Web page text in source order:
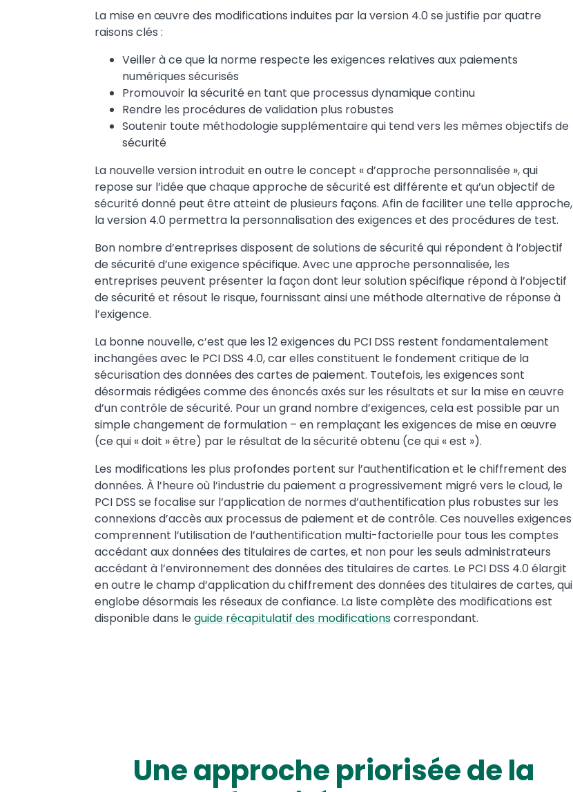
La mise en œuvre des modifications induites par la version 4.0 se justifie par quatre
raisons clés :
Veiller à ce que la norme respecte les exigences relatives aux paiements
numériques sécurisés
Promouvoir la sécurité en tant que processus dynamique continu
Rendre les procédures de validation plus robustes
Soutenir toute méthodologie supplémentaire qui tend vers les mêmes objectifs de
sécurité
La nouvelle version introduit en outre le concept « d’approche personnalisée », qui
repose sur l’idée que chaque approche de sécurité est différente et qu’un objectif de
sécurité donné peut être atteint de plusieurs façons. Afin de faciliter une telle approche,
la version 4.0 permettra la personnalisation des exigences et des procédures de test.
Bon nombre d’entreprises disposent de solutions de sécurité qui répondent à l’objectif
de sécurité d’une exigence spécifique. Avec une approche personnalisée, les
entreprises peuvent présenter la façon dont leur solution spécifique répond à l’objectif
de sécurité et résout le risque, fournissant ainsi une méthode alternative de réponse à
l’exigence.
La bonne nouvelle, c’est que les 12 exigences du PCI DSS restent fondamentalement
inchangées avec le PCI DSS 4.0, car elles constituent le fondement critique de la
sécurisation des données des cartes de paiement. Toutefois, les exigences sont
désormais rédigées comme des énoncés axés sur les résultats et sur la mise en œuvre
d’un contrôle de sécurité. Pour un grand nombre d’exigences, cela est possible par un
simple changement de formulation – en remplaçant les exigences de mise en œuvre
(ce qui « doit » être) par le résultat de la sécurité obtenu (ce qui « est »).
Les modifications les plus profondes portent sur l’authentification et le chiffrement des
données. À l’heure où l’industrie du paiement a progressivement migré vers le cloud, le
PCI DSS se focalise sur l’application de normes d’authentification plus robustes sur les
connexions d’accès aux processus de paiement et de contrôle. Ces nouvelles exigences
comprennent l’utilisation de l’authentification multi-factorielle pour tous les comptes
accédant aux données des titulaires de cartes, et non pour les seuls administrateurs
accédant à l’environnement des données des titulaires de cartes. Le PCI DSS 4.0 élargit
en outre le champ d’application du chiffrement des données des titulaires de cartes, qui
englobe désormais les réseaux de confiance. La liste complète des modifications est
disponible dans leguide récapitulatif des modificationscorrespondant.
Une approche priorisée de la